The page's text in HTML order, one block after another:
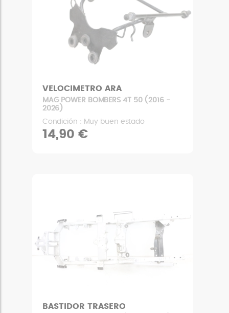
VELOCIMETRO ARA
MAG POWER BOMBERS 4T 50 (2016 -
2026)
Condición : Muy buen estado
14,90 €
BASTIDOR TRASERO